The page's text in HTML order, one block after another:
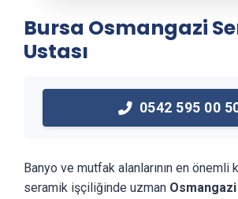
Bursa Osmangazi
Ustası
0542 595 00
Banyo ve mutfak alanlarının en önemli
seramik işçiliğinde uzman